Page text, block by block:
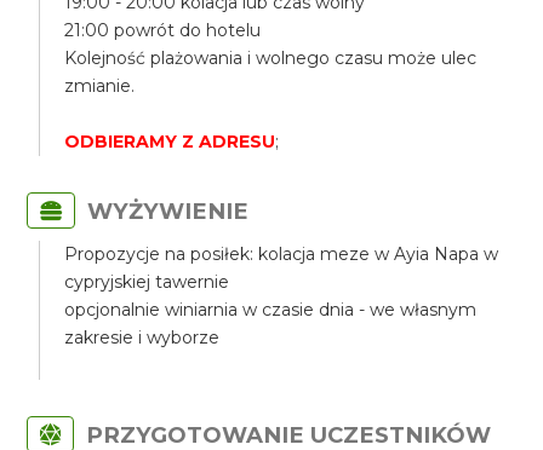
21:00 powrót do hotelu
Kolejność plażowania i wolnego czasu może ulec
zmianie.
ODBIERAMY Z ADRESU;
WYŻYWIENIE
Propozycje na posiłek: kolacja meze w Ayia Napa w
cypryjskiej tawernie
opcjonalnie winiarnia w czasie dnia - we własnym
zakresie i wyborze
PRZYGOTOWANIE UCZESTNIKÓW